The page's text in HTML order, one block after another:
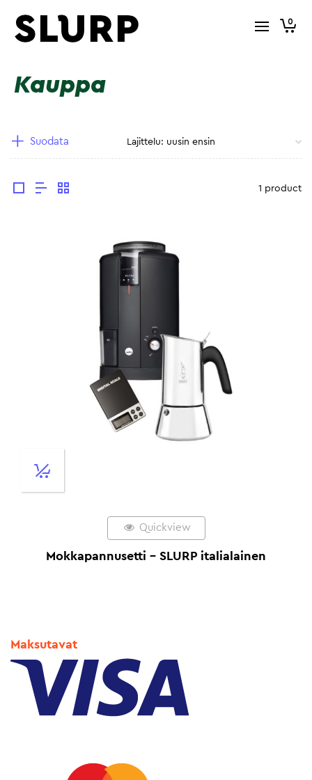
0
Kauppa
Suodata
1 product
Quickview
Mokkapannusetti – SLURP italialainen
Maksutavat